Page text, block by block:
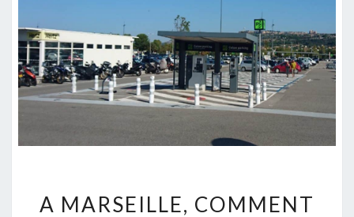
MARSEILLE,
A MARSEILLE, COMMENT